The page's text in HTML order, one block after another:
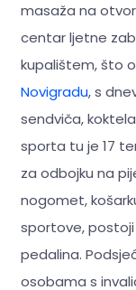
masaža na
centar ljetne
kupalištem, što
Novigradu, s
sendviča,
sporta tu je 17
za odbojku na
nogomet,
sportove,
pedalina.
osobama s